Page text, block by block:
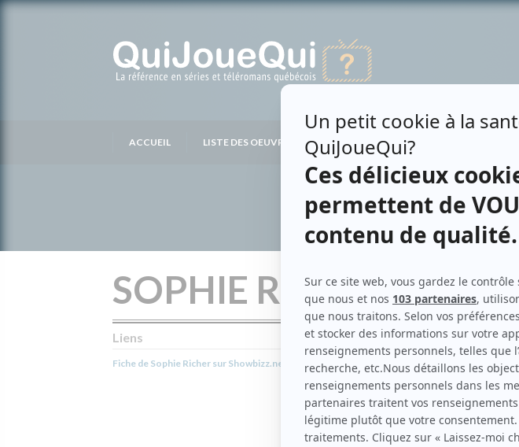
ACCUEIL LISTE DES OEUVRES LISTE DES PERSONNES
SOPHIE RICHER
Liens
Fiche de Sophie Richer sur Showbizz.net
Personnages
Desjardins: la vie d'un
Albertine Desjardins, 22 ans